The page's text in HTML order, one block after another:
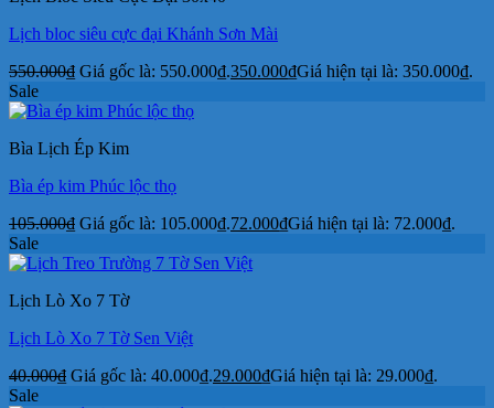
Lịch bloc siêu cực đại Khánh Sơn Mài
550.000₫ Giá gốc là: 550.000₫.350.000₫Giá hiện tại là: 350.000₫.
Sale
Bìa Lịch Ép Kim
Bìa ép kim Phúc lộc thọ
105.000₫ Giá gốc là: 105.000₫.72.000₫Giá hiện tại là: 72.000₫.
Sale
Lịch Lò Xo 7 Tờ
Lịch Lò Xo 7 Tờ Sen Việt
40.000₫ Giá gốc là: 40.000₫.29.000₫Giá hiện tại là: 29.000₫.
Sale